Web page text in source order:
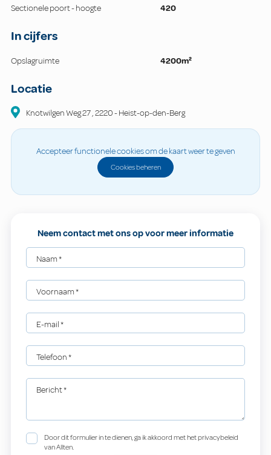
Sectionele poort - hoogte
420
In cijfers
Opslagruimte 4200m²
Locatie
Knotwilgen Weg27,2220-Heist-op-den-Berg
Accepteer functionele cookies om de kaart weer te geven
Cookies beheren
Neem contact met ons op voor meer informatie
Naam*
Voornaam*
E-mail*
Telefoon*
Bericht*
Door dit formulier in te dienen, ga ik akkoord met het privacybeleid
van Allten.